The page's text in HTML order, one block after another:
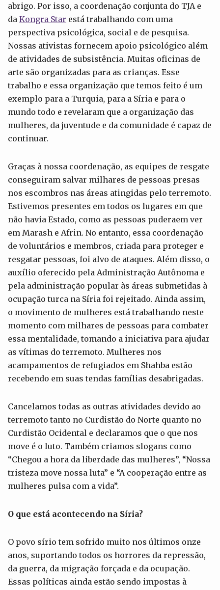
abrigo. Por isso, a coordenação conjunta do TJA e
da Kongra Star está trabalhando com uma
perspectiva psicológica, social e de pesquisa.
Nossas ativistas fornecem apoio psicológico além
de atividades de subsistência. Muitas oficinas de
arte são organizadas para as crianças. Esse
trabalho e essa organização que temos feito é um
exemplo para a Turquia, para a Síria e para o
mundo todo e revelaram que a organização das
mulheres, da juventude e da comunidade é capaz de
continuar.
Graças à nossa coordenação, as equipes de resgate
conseguiram salvar milhares de pessoas presas
nos escombros nas áreas atingidas pelo terremoto.
Estivemos presentes em todos os lugares em que
não havia Estado, como as pessoas puderaem ver
em Marash e Afrin. No entanto, essa coordenação
de voluntários e membros, criada para proteger e
resgatar pessoas, foi alvo de ataques. Além disso, o
auxílio oferecido pela Administração Autônoma e
pela administração popular às áreas submetidas à
ocupação turca na Síria foi rejeitado. Ainda assim,
o movimento de mulheres está trabalhando neste
momento com milhares de pessoas para combater
essa mentalidade, tomando a iniciativa para ajudar
as vítimas do terremoto. Mulheres nos
acampamentos de refugiados em Shahba estão
recebendo em suas tendas famílias desabrigadas.
Cancelamos todas as outras atividades devido ao
terremoto tanto no Curdistão do Norte quanto no
Curdistão Ocidental e declaramos que o que nos
move é o luto. Também criamos slogans como
“Chegou a hora da liberdade das mulheres”, “Nossa
tristeza move nossa luta” e “A cooperação entre as
mulheres pulsa com a vida”.
O que está acontecendo na Síria?
O povo sírio tem sofrido muito nos últimos onze
anos, suportando todos os horrores da repressão,
da guerra, da migração forçada e da ocupação.
Essas políticas ainda estão sendo impostas à